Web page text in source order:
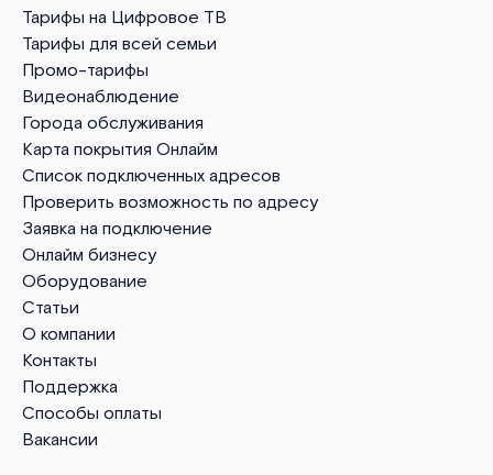
Тарифы на Цифровое ТВ
Тарифы для всей семьи
Промо-тарифы
Видеонаблюдение
Города обслуживания
Карта покрытия Онлайм
Список подключенных адресов
Проверить возможность по адресу
Заявка на подключение
Онлайм бизнесу
Оборудование
Статьи
О компании
Контакты
Поддержка
Способы оплаты
Вакансии